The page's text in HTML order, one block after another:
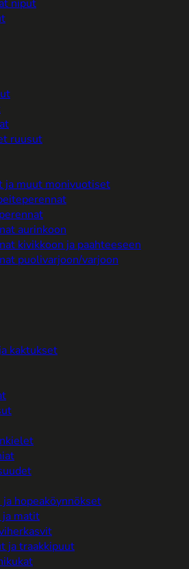
niput
ruusut
ja muut monivuotiset
aurinkoon
kivikkoon ja paahteeseen
puolivarjoon/varjoon
kaktukset
hopeaköynnökset
ja matit
ja traakkipuut